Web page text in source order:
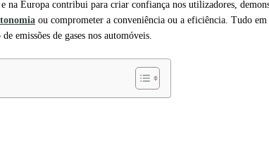
na Europa contribui para criar confiança nos utilizadores,
ou comprometer a conveniência ou a eficiência. Tudo em
emissões de gases nos automóveis.